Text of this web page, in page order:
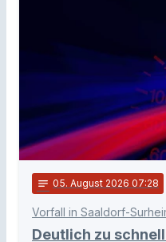
notes 05. August 2026 07:28
Vorfall in Saaldorf-
Deutlich zu